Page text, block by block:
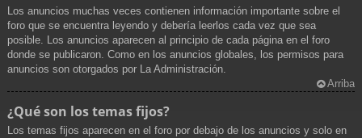
Los anuncios muchas veces contienen información importante sobre el
foro que se encuentra leyendo y debería leerlos cada vez que sea
posible. Los anuncios aparecen al principio de cada página en el foro
donde se publicaron. Como en los anuncios globales, los permisos para
anuncios son otorgados por La Administración.
Arriba
¿Qué son los temas fijos?
Los temas fijos aparecen en el foro por debajo de los anuncios y solo en